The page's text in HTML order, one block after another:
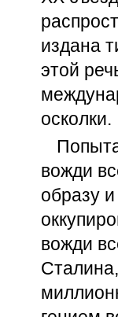
издана
этой
осколки.
вожди
образу
вожди